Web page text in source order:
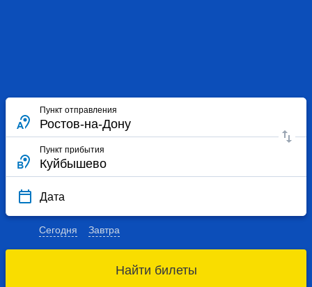
Пункт отправления
Пункт прибытия
Дата
Сегодня Завтра
Найти билеты